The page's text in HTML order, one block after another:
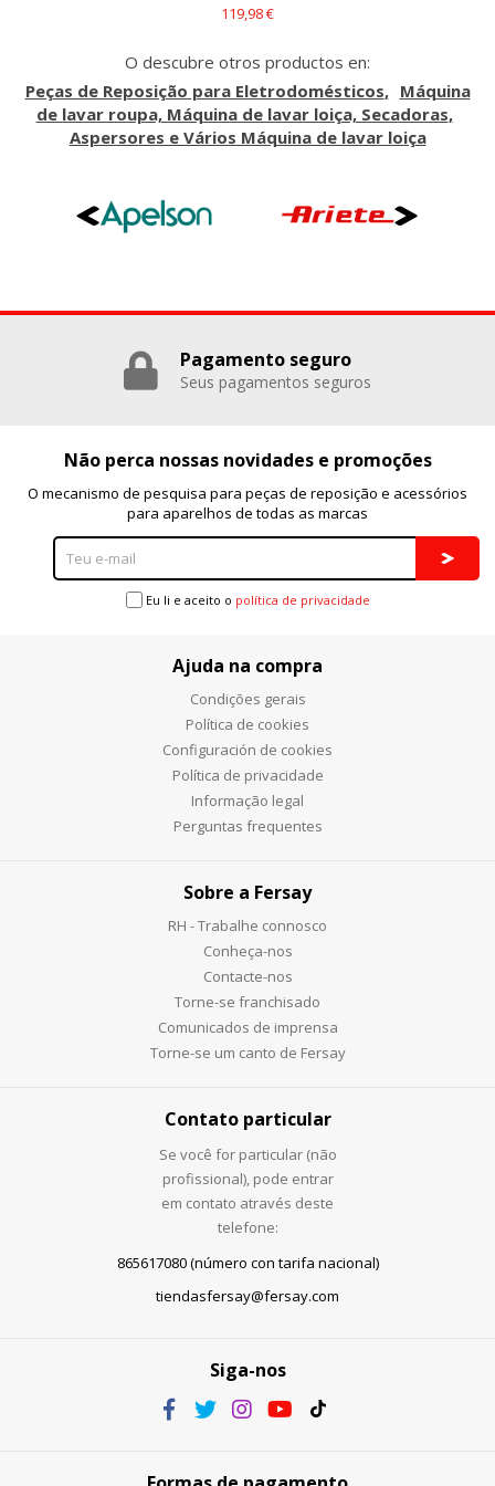
119,98 €
O descubre otros productos en:
Peças de Reposição para Eletrodomésticos
Máquina
de lavar roupa, Máquina de lavar loiça, Secadoras
Aspersores e Vários Máquina de lavar loiça
Pagamento seguro
Seus pagamentos seguros
Não perca nossas novidades e promoções
O mecanismo de pesquisa para peças de reposição e acessórios
para aparelhos de todas as marcas
Eu li e aceito o política de privacidade
Ajuda na compra
Condições gerais
Política de cookies
Configuración de cookies
Política de privacidade
Informação legal
Perguntas frequentes
Sobre a Fersay
RH - Trabalhe connosco
Conheça-nos
Contacte-nos
Torne-se franchisado
Comunicados de imprensa
Torne-se um canto de Fersay
Contato particular
Se você for particular (não
profissional), pode entrar
em contato através deste
telefone:
865617080 (número con tarifa nacional)
tiendasfersay@fersay.com
Siga-nos